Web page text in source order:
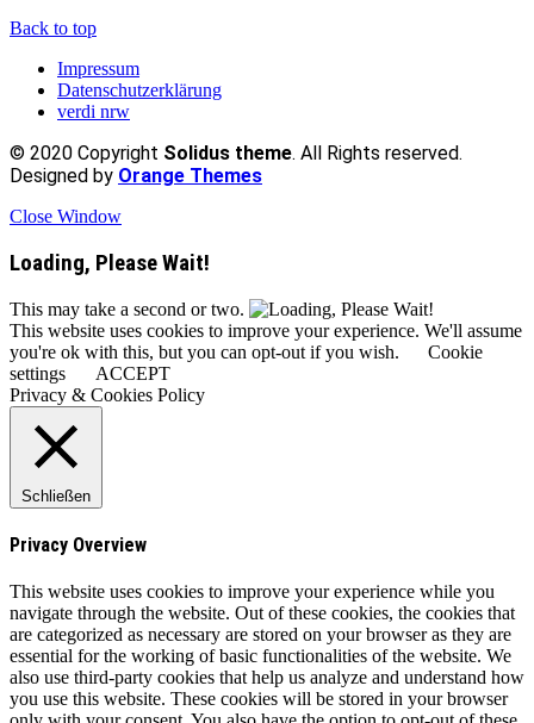
Back to top
Impressum
Datenschutzerklärung
verdi nrw
© 2020 Copyright Solidus theme. All Rights reserved.
Designed by Orange Themes
Close Window
Loading, Please Wait!
This may take a second or two.
This website uses cookies to improve your experience. We'll assume
you're ok with this, but you can opt-out if you wish.
Cookie
settings
ACCEPT
Privacy & Cookies Policy
Schließen
Privacy Overview
This website uses cookies to improve your experience while you
navigate through the website. Out of these cookies, the cookies that
are categorized as necessary are stored on your browser as they are
essential for the working of basic functionalities of the website. We
also use third-party cookies that help us analyze and understand how
you use this website. These cookies will be stored in your browser